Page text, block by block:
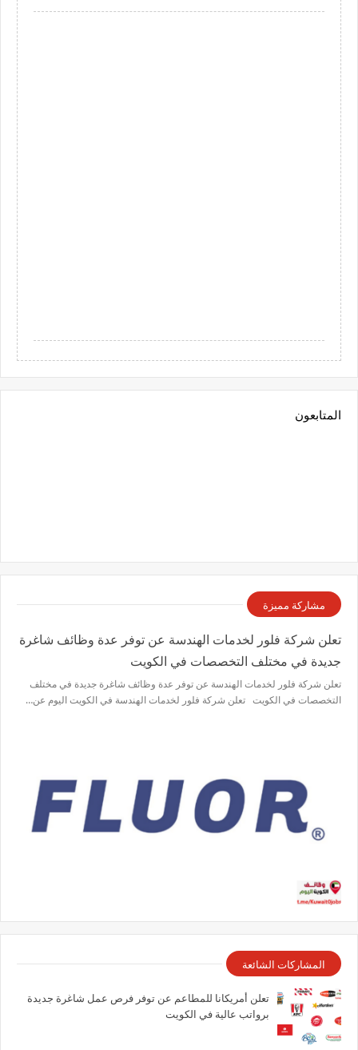
المتابعون
مشاركة مميزة
تعلن شركة فلور لخدمات الهندسة عن توفر عدة وظائف شاغرة
جديدة في مختلف التخصصات في الكويت
تعلن شركة فلور لخدمات الهندسة عن توفر عدة وظائف شاغرة جديدة في مختلف
التخصصات في الكويت تعلن شركة فلور لخدمات الهندسة في الكويت اليوم عن…
المشاركات الشائعة
تعلن أمريكانا للمطاعم عن توفر فرص عمل شاغرة جديدة
برواتب عالية في الكويت